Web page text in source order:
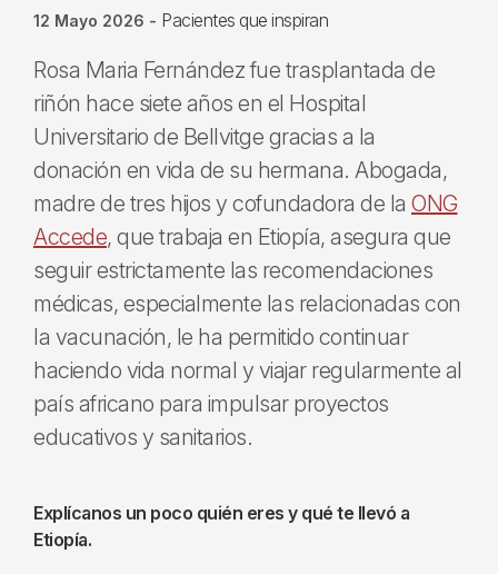
12 Mayo 2026 - Pacientes que inspiran
Rosa Maria Fernández fue trasplantada de
riñón hace siete años en el Hospital
Universitario de Bellvitge gracias a la
donación en vida de su hermana. Abogada,
madre de tres hijos y cofundadora de la ONG
Accede, que trabaja en Etiopía, asegura que
seguir estrictamente las recomendaciones
médicas, especialmente las relacionadas con
la vacunación, le ha permitido continuar
haciendo vida normal y viajar regularmente al
país africano para impulsar proyectos
educativos y sanitarios.
Explícanos un poco quién eres y qué te llevó a
Etiopía.